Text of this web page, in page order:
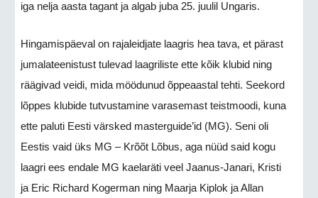
iga nelja aasta tagant ja algab juba 25. juulil Ungaris.
Hingamispäeval on rajaleidjate laagris hea tava, et pärast
jumalateenistust tulevad laagriliste ette kõik klubid ning
räägivad veidi, mida möödunud õppeaastal tehti. Seekord
lõppes klubide tutvustamine varasemast teistmoodi, kuna
ette paluti Eesti värsked masterguide’id (MG). Seni oli
Eestis vaid üks MG – Krõõt Lõbus, aga nüüd said kogu
laagri ees endale MG kaelaräti veel Jaanus-Janari, Kristi
ja Eric Richard Kogerman ning Maarja Kiplok ja Allan